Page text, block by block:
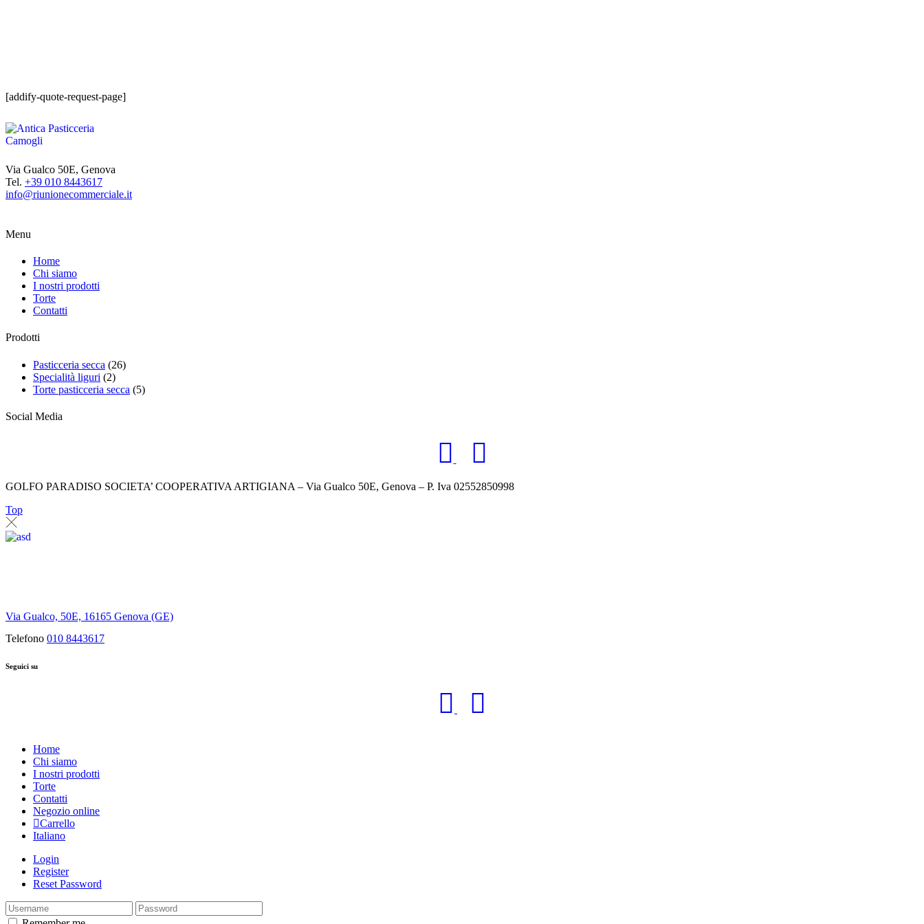
[addify-quote-request-page]
Via Gualco 50E, Genova
Tel. +39 010 8443617
info@riunionecommerciale.it
Menu
Home
Chi siamo
I nostri prodotti
Torte
Contatti
Prodotti
Pasticceria secca (26)
Specialità liguri (2)
Torte pasticceria secca (5)
Social Media
GOLFO PARADISO SOCIETA’ COOPERATIVA ARTIGIANA – Via Gualco 50E, Genova – P. Iva 02552850998
Top
Via Gualco, 50E, 16165 Genova (GE)
Telefono 010 8443617
Seguici su
Home
Chi siamo
I nostri prodotti
Torte
Contatti
Negozio online
Carrello
Italiano
Login
Register
Reset Password